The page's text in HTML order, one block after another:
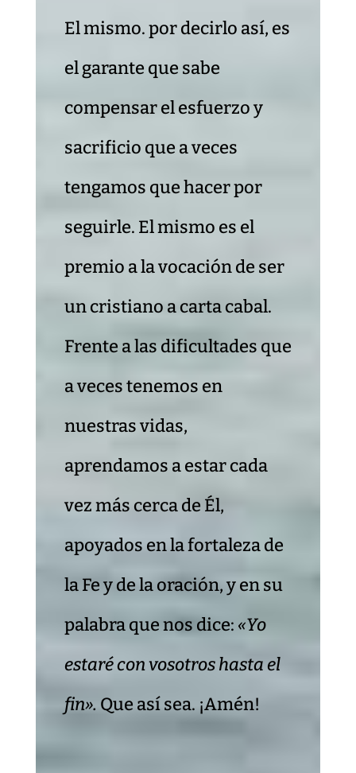
El mismo. por decirlo así, es
el garante que sabe
compensar el esfuerzo y
sacrificio que a veces
tengamos que hacer por
seguirle. El mismo es el
premio a la vocación de ser
un cristiano a carta cabal.
Frente a las dificultades que
a veces tenemos en
nuestras vidas,
aprendamos a estar cada
vez más cerca de Él,
apoyados en la fortaleza de
la Fe y de la oración, y en su
palabra que nos dice: «Yo
estaré con vosotros hasta el
fin». Que así sea. ¡Amén!